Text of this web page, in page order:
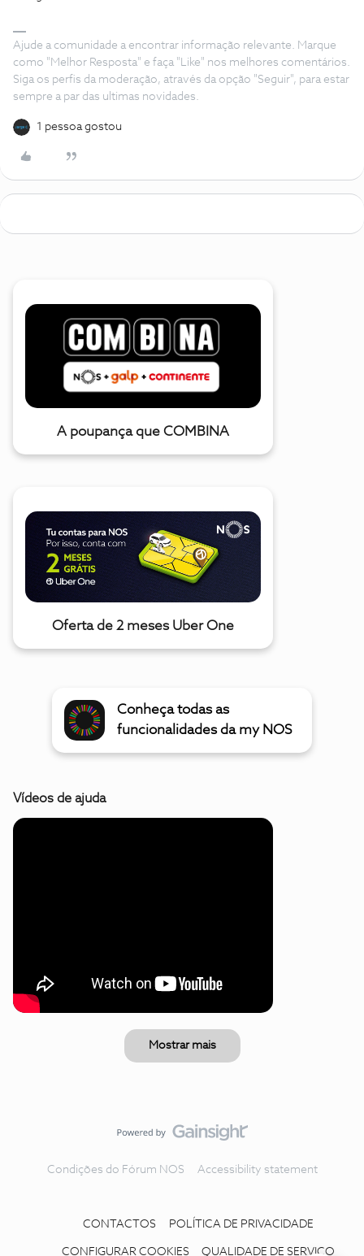
Ajude a comunidade a encontrar informação relevante. Marque
como "Melhor Resposta" e faça "Like" nos melhores comentários.
Siga os perfis da moderação, através da opção "Seguir", para estar
sempre a par das ultimas novidades.
1 pessoa gostou
A poupança que COMBINA
Oferta de 2 meses Uber One
Conheça todas as
funcionalidades da my NOS
Vídeos de ajuda
Mostrar mais
Condições do Fórum NOS Accessibility statement
CONTACTOS POLÍTICA DE PRIVACIDADE
CONFIGURAR COOKIES QUALIDADE DE SERVIÇO